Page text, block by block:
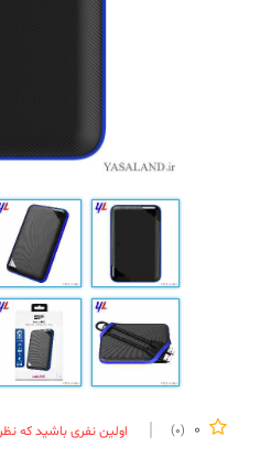
0
(0) اولین نفری باشید که